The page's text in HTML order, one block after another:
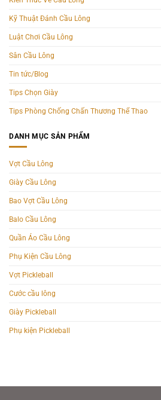
Kỹ Thuật Đánh Cầu Lông
Luật Chơi Cầu Lông
Sân Cầu Lông
Tin tức/Blog
Tips Chọn Giày
Tips Phòng Chống Chấn Thương Thể Thao
DANH MỤC SẢN PHẨM
Vợt Cầu Lông
Giày Cầu Lông
Bao Vợt Cầu Lông
Balo Cầu Lông
Quần Áo Cầu Lông
Phụ Kiện Cầu Lông
Vợt Pickleball
Cước cầu lông
Giày Pickleball
Phụ kiện Pickleball